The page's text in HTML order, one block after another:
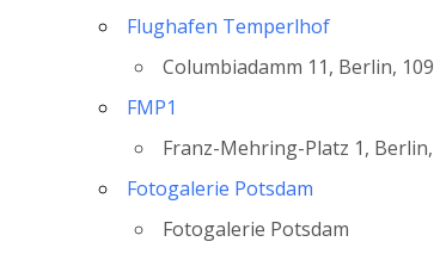
Flughafen Temperlhof
Columbiadamm 11, Berlin,
FMP1
Franz-Mehring-Platz 1,
Fotogalerie Potsdam
Fotogalerie Potsdam